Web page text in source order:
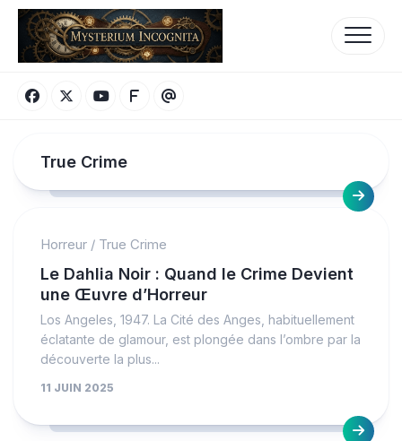
Skip
content
True Crime
Horreur / True Crime
Le Dahlia Noir : Quand le Crime Devient
une Œuvre d’Horreur
Los Angeles, 1947. La Cité des Anges, habituellement
éclatante de glamour, est plongée dans l’ombre par la
découverte la plus...
11 JUIN 2025